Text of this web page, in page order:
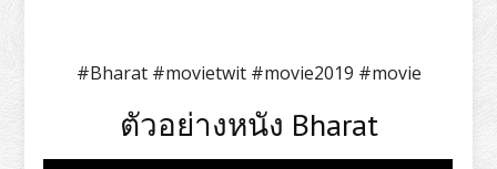
#Bharat #movietwit #movie2019 #movie
ตัวอย่างหนัง Bharat